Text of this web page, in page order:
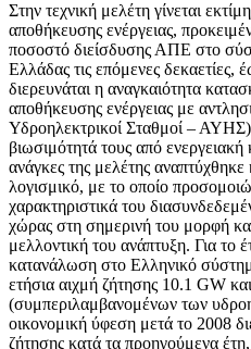
Στην τεχνική μελέτη γίνεται
αποθήκευσης ενέργειας,
ποσοστό διείσδυσης ΑΠΕ στο
Ελλάδας τις επόμενες δεκαετίες,
διερευνάται η αναγκαιότητα
αποθήκευσης ενέργειας με
Υδροηλεκτρικοί Σταθμοί –
βιωσιμότητά τους από ενεργειακή
ανάγκες της μελέτης
λογισμικό, με το οποίο
χαρακτηριστικά του
χώρας στη σημερινή του μορφή
μελλοντική του ανάπτυξη. Για το
κατανάλωση στο Ελληνικό
ετήσια αιχμή ζήτησης 10.1 GW
(συμπεριλαμβανομένων των
οικονομική ύφεση μετά το 2008
ζήτησης κατά τα προηγούμενα